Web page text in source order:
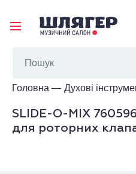
Головна Духові
SLIDE-O-MIX
для роторних